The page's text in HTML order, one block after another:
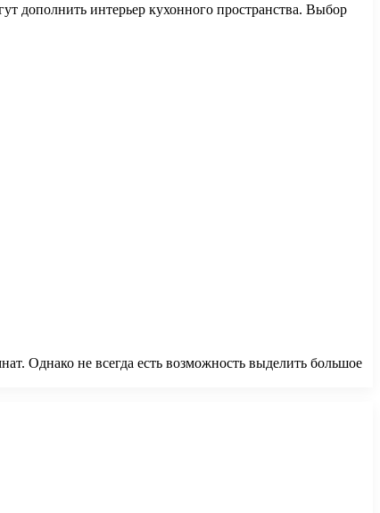
дополнить интерьер кухонного пространства. Выбор
Однако не всегда есть возможность выделить большое